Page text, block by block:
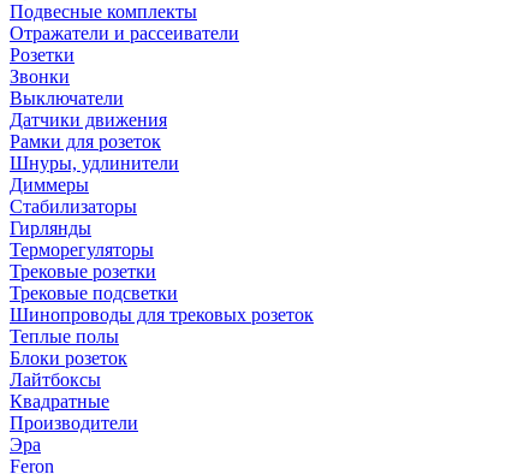
Подвесные комплекты
Отражатели и рассеиватели
Розетки
Звонки
Выключатели
Датчики движения
Рамки для розеток
Шнуры, удлинители
Диммеры
Стабилизаторы
Гирлянды
Терморегуляторы
Трековые розетки
Трековые подсветки
Шинопроводы для трековых розеток
Теплые полы
Блоки розеток
Лайтбоксы
Квадратные
Производители
Эра
Feron